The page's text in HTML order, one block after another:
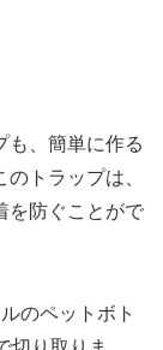
も、簡単に作る
トラップは、
を防ぐことがで
のペットボト